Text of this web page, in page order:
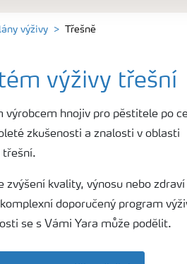
výživy Třešně
výživy třešní
výrobcem hnojiv pro pěstitele po
zkušenosti a znalosti v oblasti
třešní.
zvýšení kvality, výnosu nebo zdraví
doporučený program
se s Vámi Yara může podělit.